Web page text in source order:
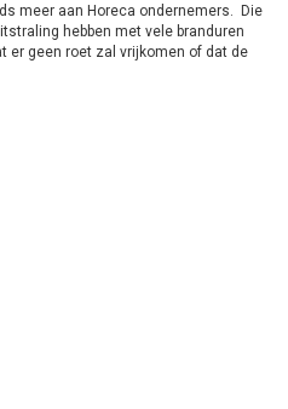
meer aan Horeca ondernemers. Die
hebben met vele branduren
er geen roet zal vrijkomen of dat de